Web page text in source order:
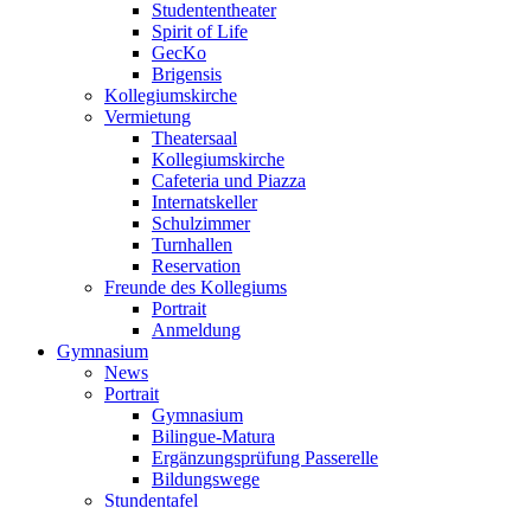
Studententheater
Spirit of Life
GecKo
Brigensis
Kollegiumskirche
Vermietung
Theatersaal
Kollegiumskirche
Cafeteria und Piazza
Internatskeller
Schulzimmer
Turnhallen
Reservation
Freunde des Kollegiums
Portrait
Anmeldung
Gymnasium
News
Portrait
Gymnasium
Bilingue-Matura
Ergänzungsprüfung Passerelle
Bildungswege
Stundentafel